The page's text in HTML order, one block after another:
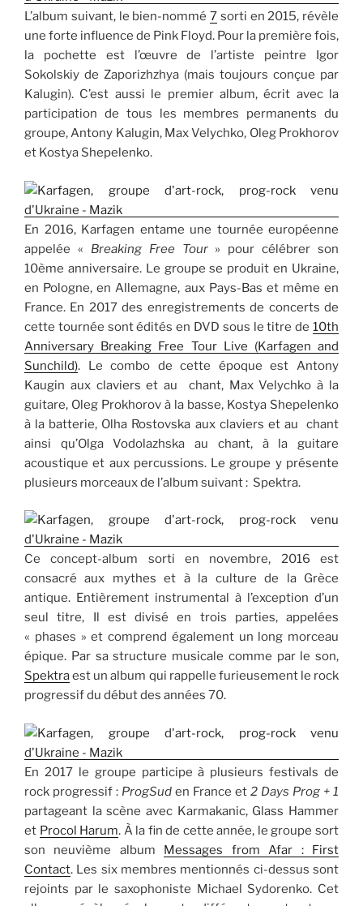
L’album suivant, le bien-nommé 7 sorti en 2015, révèle
une forte influence de Pink Floyd. Pour la première fois,
la pochette est l’œuvre de l’artiste peintre Igor
Sokolskiy de Zaporizhzhya (mais toujours conçue par
Kalugin). C’est aussi le premier album, écrit avec la
participation de tous les membres permanents du
groupe, Antony Kalugin, Max Velychko, Oleg Prokhorov
et Kostya Shepelenko.
En 2016, Karfagen entame une tournée européenne
appelée « Breaking Free Tour» pour célébrer son
10ème anniversaire. Le groupe se produit en Ukraine,
en Pologne, en Allemagne, aux Pays-Bas et même en
France. En 2017 des enregistrements de concerts de
cette tournée sont édités en DVD sous le titre de 10th
Anniversary Breaking Free Tour Live (Karfagen and
Sunchild). Le combo de cette époque est Antony
Kaugin aux claviers et au chant, Max Velychko à la
guitare, Oleg Prokhorov à la basse, Kostya Shepelenko
à la batterie, Olha Rostovska aux claviers et au chant
ainsi qu’Olga Vodolazhska au chant, à la guitare
acoustique et aux percussions. Le groupe y présente
plusieurs morceaux de l’album suivant : Spektra.
Ce concept-album sorti en novembre, 2016 est
consacré aux mythes et à la culture de la Grèce
antique. Entièrement instrumental à l’exception d’un
seul titre, Il est divisé en trois parties, appelées
« phases » et comprend également un long morceau
épique. Par sa structure musicale comme par le son,
Spektraest un album qui rappelle furieusement le rock
progressif du début des années 70.
En 2017 le groupe participe à plusieurs festivals de
rock progressif : ProgSud en France et 2 Days Prog + 1
partageant la scène avec Karmakanic, Glass Hammer
et Procol Harum. À la fin de cette année, le groupe sort
son neuvième album Messages from Afar : First
Contact. Les six membres mentionnés ci-dessus sont
rejoints par le saxophoniste Michael Sydorenko. Cet